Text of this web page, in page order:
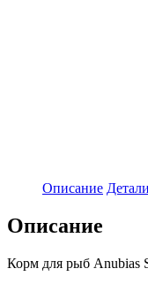
Описание Детали
Описание
Корм для рыб Anubias